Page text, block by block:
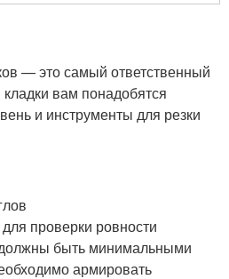
— это самый ответственный
вам понадобятся
и инструменты для резки
проверки ровности
быть минимальными
армировать